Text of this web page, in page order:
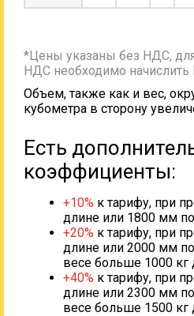
*Цены указаны без НДС,
НДС необходимо
Объем, также как и вес,
кубометра в сторону
Есть
коэффициенты:
+10% к тарифу, при
длине или 1800 мм
+20% к тарифу, при
длине или 2000 мм
весе больше 1000 кг
+40% к тарифу, при
длине или 2300 мм
весе больше 1500 кг